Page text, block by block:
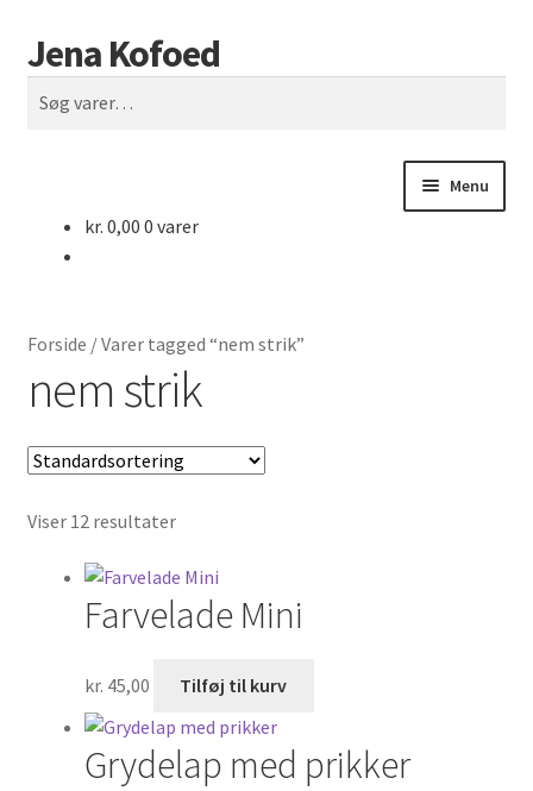
Spring
til
navigation
Spring
til
indhold
Jena Kofoed
efter:
Søg
Menu
kr. 0,00 0 varer
Forside /Varer tagged “nem strik”
nem strik
Viser 12 resultater
Farvelade Mini
kr. 45,00 Tilføj til kurv
Grydelap med prikker